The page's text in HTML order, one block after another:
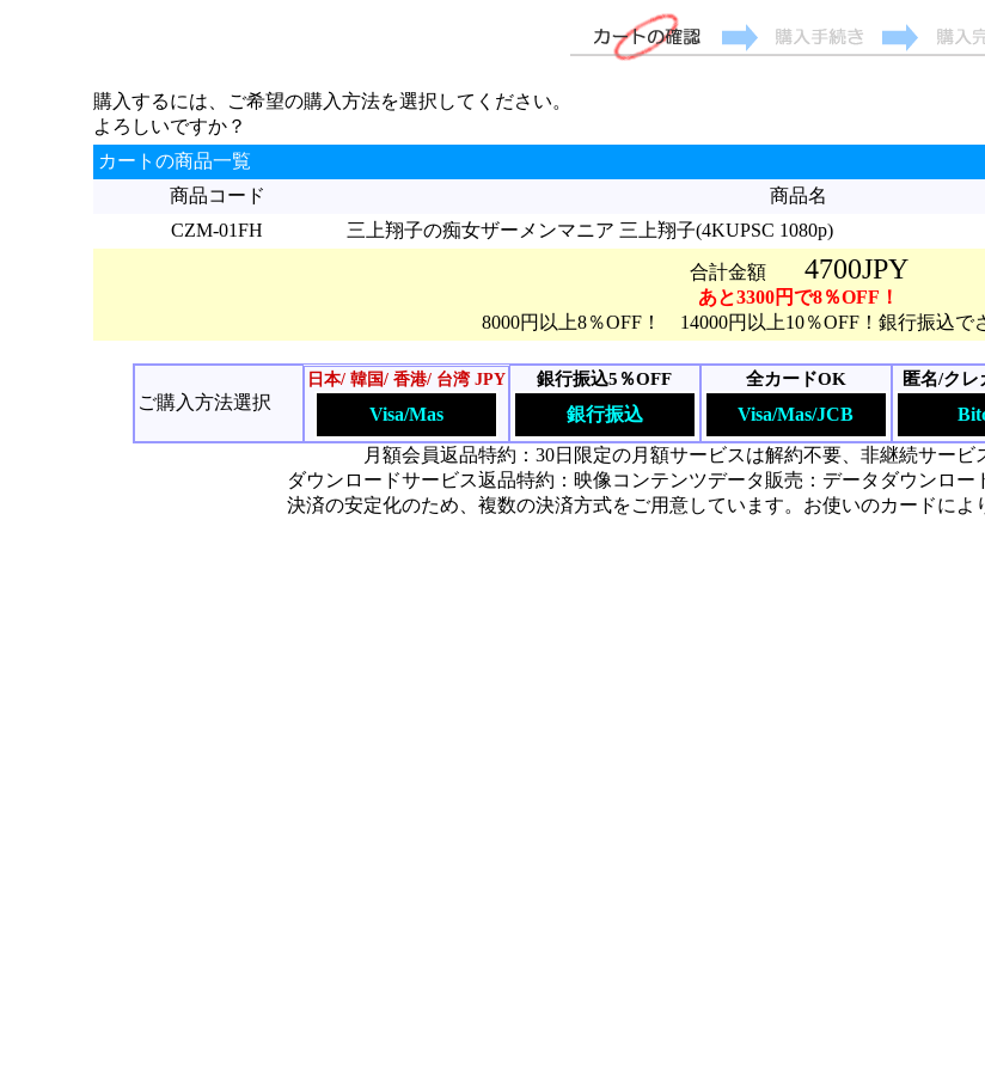
購入するには、ご希望の購入方法を選択してください。
よろしいですか？
カートの商品一覧
商品コード
商品名
CZM-01FH
三上翔子の痴女ザーメンマニア 三上翔子(4KUPSC 1080p)
合計金額 4700JPY
あと3300円で8％OFF！
8000円以上8％OFF！ 14000円以上10％OFF！銀行振込で
ご購入方法選択
日本/ 韓国/ 香港/ 台湾 JPY
Visa/Mas
銀行振込5％OFF
銀行振込
全カードOK
Visa/Mas/JCB
匿名/クレ
月額会員返品特約：30日限定の月額サービスは解約不要、非継続サー
ダウンロードサービス返品特約：映像コンテンツデータ販売：データダウンロ
決済の安定化のため、複数の決済方式をご用意しています。お使いのカードによ